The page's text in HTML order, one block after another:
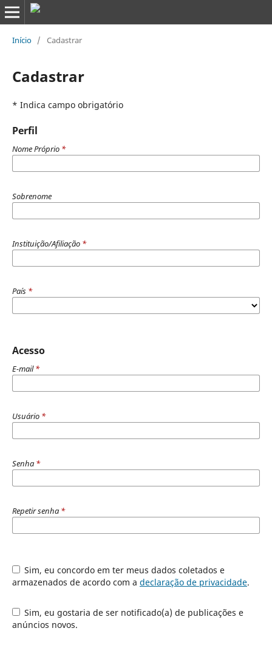
Início / Cadastrar
Cadastrar
* Indica campo obrigatório
Perfil
Nome Próprio *
Sobrenome
Instituição/Afiliação *
País *
Acesso
E-mail*
Usuário *
Senha *
Repetir senha *
Sim, eu concordo em ter meus dados coletados e
armazenados de acordo com a declaração de privacidade.
Sim, eu gostaria de ser notificado(a) de publicações e
anúncios novos.